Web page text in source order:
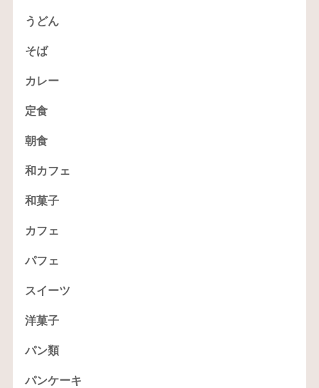
うどん
そば
カレー
定食
朝食
和カフェ
和菓子
カフェ
パフェ
スイーツ
洋菓子
パン類
パンケーキ